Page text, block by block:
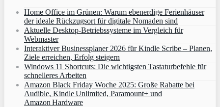
Home Office im Grünen: Warum ebenerdige Ferienhäuser
der ideale Rückzugsort für digitale Nomaden sind
Aktuelle Desktop-Betriebssysteme im Vergleich für
Webmaster
Interaktiver Businessplaner 2026 für Kindle Scribe – Planen,
Ziele erreichen, Erfolg steigern
Windows 11 Shortcuts: Die wichtigsten Tastaturbefehle für
schnelleres Arbeiten
Amazon Black Friday Woche 2025: Große Rabatte bei
Audible, Kindle Unlimited, Paramount+ und
Amazon Hardware